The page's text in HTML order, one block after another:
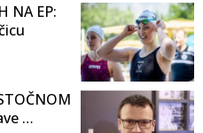
NA EP:
…